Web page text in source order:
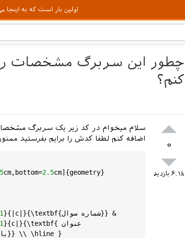
اولین بار است که به اینجا
چطور این سربرگ مشخصات را
کنم؟
۰
۶.۱k بازدید
سلام میخوام در کد زیر یک سربرگ
اضافه کنم لطفا کدش را برایم بفرستید
cm, bottom=2.5cm]{geometry}
1}{| c |}{\textbf{شماره سوال}} &
1}{c |}{\textbf{عنوان
{بارم}} \\ \ hline }